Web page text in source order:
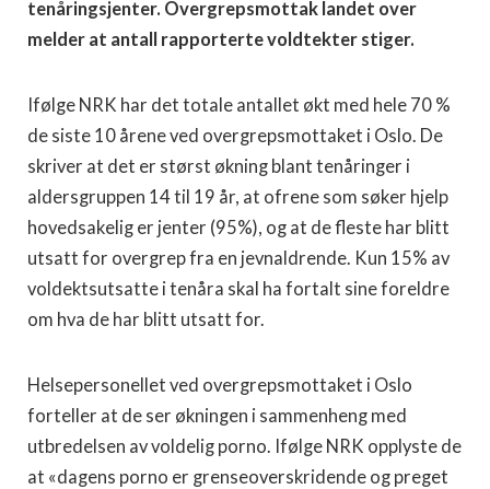
tenåringsjenter. Overgrepsmottak landet over
melder at antall rapporterte voldtekter stiger.
Ifølge NRK har det totale antallet økt med hele 70 %
de siste 10 årene ved overgrepsmottaket i Oslo. De
skriver at det er størst økning blant tenåringer i
aldersgruppen 14 til 19 år, at ofrene som søker hjelp
hovedsakelig er jenter (95%), og at de fleste har blitt
utsatt for overgrep fra en jevnaldrende. Kun 15% av
voldektsutsatte i tenåra skal ha fortalt sine foreldre
om hva de har blitt utsatt for.
Helsepersonellet ved overgrepsmottaket i Oslo
forteller at de ser økningen i sammenheng med
utbredelsen av voldelig porno. Ifølge NRK opplyste de
at «dagens porno er grenseoverskridende og preget